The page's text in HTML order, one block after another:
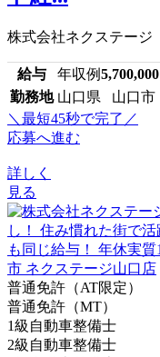
株式会社ネクステージ
給与 年収例5,700,000
勤務地 山口県 山口市
＼最短45秒で完了／
応募へ進む
詳しく
見る
普通免許（AT限定）
普通免許（MT）
1級自動車整備士
2級自動車整備士